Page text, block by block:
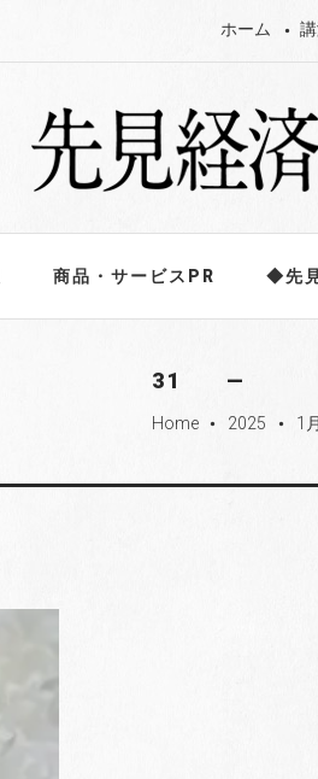
ホーム
商品・サービスPR ◆先
31
Home fiber_manual_record 2025 fiber_manual_record 1月